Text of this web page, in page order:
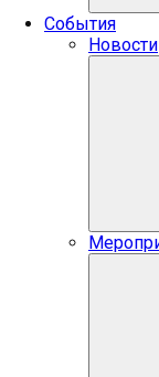
События
Новости